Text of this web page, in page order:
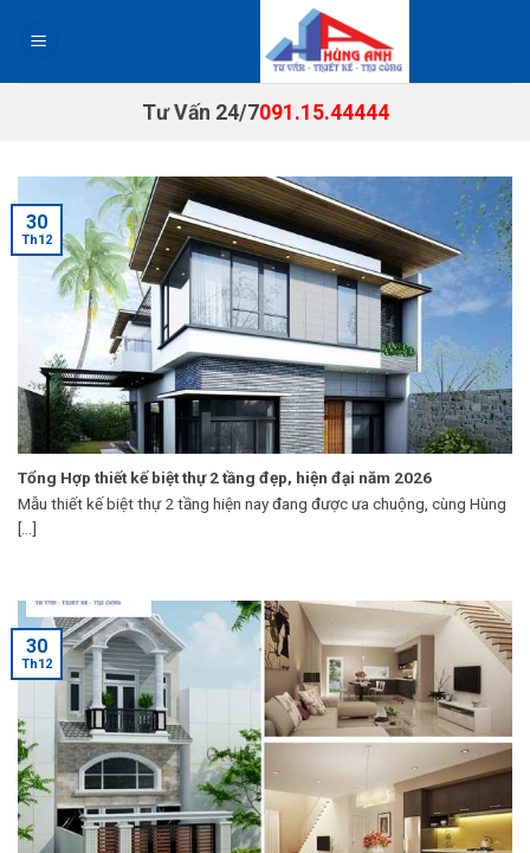
Tư Vấn 24/7091.15.44444
Tổng Hợp thiết kế biệt thự 2 tầng đẹp, hiện đại năm 2026
Mẫu thiết kế biệt thự 2 tầng hiện nay đang được ưa chuộng, cùng Hùng
[...]
30
Th12
30
Th12